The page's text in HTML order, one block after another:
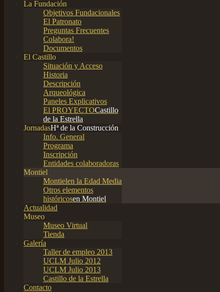
La Fundación
Objetivos Fundacionales
El Patronato
Preguntas Frecuentes
Colabora!
Documentos
El Castillo
Situación y Acceso
Historia
Descripción
Arqueológica
Paneles Explicativos
El PROYECTOCastillo
de la Estrella
JornadasHª de la Construcción
Info. General
Programa
Inscripción
Entidades colaboradoras
Montiel
Montielen la Edad Media
Otros elementos
históricosen Montiel
Actualidad
Museo
Museo Virtual
Tienda
Galería
Taller de empleo 2013
UCLM Julio 2012
UCLM Julio 2013
Castillo de la Estrella
Contacto